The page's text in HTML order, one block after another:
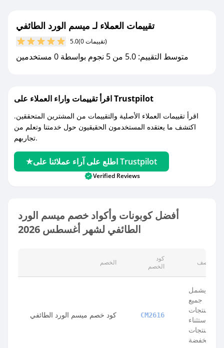
مع صحصح، تسوق بذكاء ووفّر على كل مشترياتك مع
تقييمات العملاء لـ ميسم الورد الطائفي
5.0 (0 تقييمات)
متوسط التقييم: 5.0 من 5 نجوم بواسطة 0 مستخدمين
اقرأ تقييمات واراء العملاء على Trustpilot
اقرأ تقييمات العملاء الأصلية والتقييمات من المشترين المتحققين.
اكتشف ما يعتقده المستخدمون الحقيقيون حول خدمتنا وتعلم من
تجاربهم.
اطلع على آراء عملائنا على Trustpilot
Verified Reviews
أفضل كوبونات وأكواد خصم ميسم الورد
الطائفي لشهر أغسطس 2026
الخصم
كود
الخصم
الوصف
كود خصم ميسم الورد الطائفي CM2616
يشمل
جميع
المنتجات
باستثناء
المنتجات
المخفضة